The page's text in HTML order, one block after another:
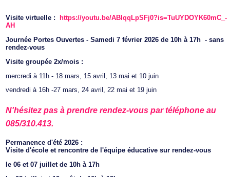
Visite virtuelle :
https://youtu.be/ABIqqLpSFj0?is=TuUYDOYK60mC_-
AH
Journée Portes Ouvertes - Samedi 7 février 2026 de 10h à 17h - sans
rendez-vous
Visite groupée 2x/mois :
mercredi à 11h - 18 mars, 15 avril, 13 mai et 10 juin
vendredi à 16h -27 mars, 24 avril, 22 mai et 19 juin
N'hésitez pas à prendre rendez-vous par téléphone au
085/310.413.
Permanence d'été 2026 :
Visite d'école et rencontre de l'équipe éducative sur rendez-vous
le 06 et 07 juillet de 10h à 17h